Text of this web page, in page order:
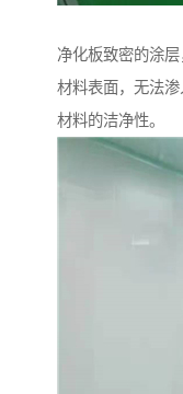
净化板致密的涂
材料表面，无法
材料的洁净性。